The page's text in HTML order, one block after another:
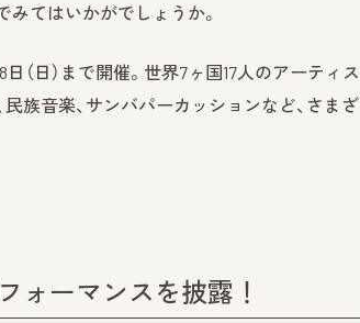
みてはいかがでしょうか。
日（日）まで開催。世界7ヶ国17人のアーティス
族音楽、サンバパーカッションなど、さまざ
ォーマンスを披露！